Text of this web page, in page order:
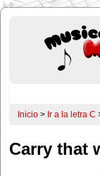
Inicio > Ir a la letra C
Carry that